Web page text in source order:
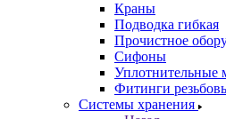
Краны
Подводка гибкая
Прочистное
Сифоны
Уплотнительные
Фитинги
Системы хранения